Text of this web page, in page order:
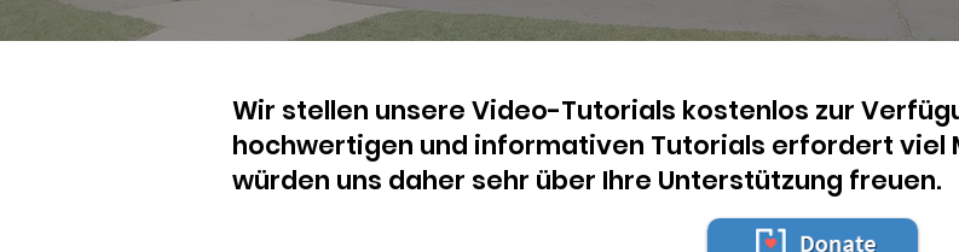
Wir stellen unsere Video-Tutorials kostenlos zur
hochwertigen und informativen Tutorials erfordert viel
würden uns daher sehr über Ihre Unterstützung freuen.